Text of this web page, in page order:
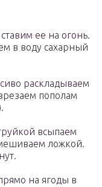
ее на огонь.
в воду сахарный
раскладываем
пополам
всыпаем
ложкой.
на ягоды в